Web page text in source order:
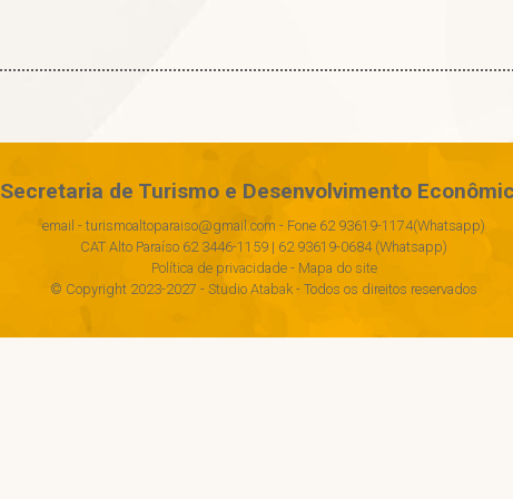
Secretaria de Turismo e Desenvolvimento
email - turismoaltoparaiso@gmail.com - Fone 62 93619-1174(Whatsapp)
CAT Alto Paraíso 62 3446-1159 | 62 93619-0684 (Whatsapp)
Política de privacidade- Mapa do site
© Copyright 2023-2027 - Studio Atabak - Todos os direitos reservados